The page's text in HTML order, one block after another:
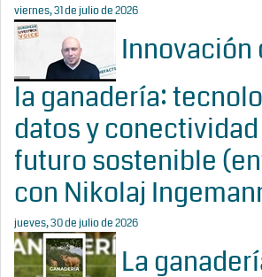
viernes, 31 de julio de 2026
Innovación
la ganadería:
datos y
futuro sostenible
con Nikolaj
jueves, 30 de julio de 2026
La